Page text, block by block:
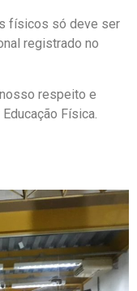
físicos só deve ser
registrado no
respeito e
Física.